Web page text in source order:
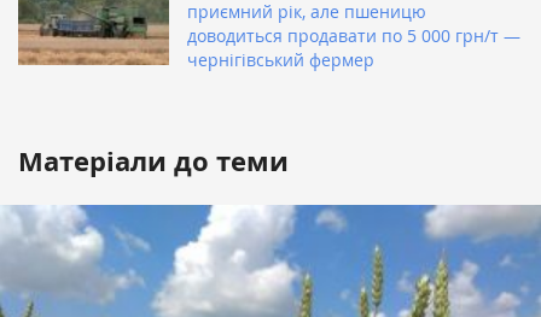
приємний рік, але пшеницю
доводиться продавати по 5 000 грн/т —
чернігівський фермер
Матеріали до теми